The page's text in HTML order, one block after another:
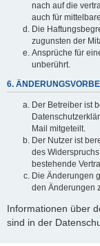
nach auf die
auch für
Die
zugunsten der
Ansprüche für
unberührt.
6.
Der Betreiber ist
Mail mitgeteilt.
Der Nutzer ist
des
bestehende
Die Änderungen
den Änderungen
Informationen über
sind in der